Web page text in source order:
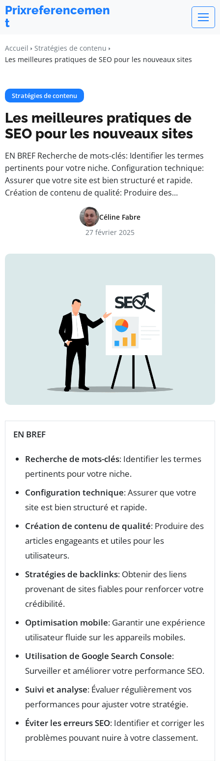
Prixreferencemen
t
Accueil
Stratégies de contenu
Les meilleures pratiques de SEO pour les nouveaux sites
Stratégies de contenu
Les meilleures pratiques de
SEO pour les nouveaux sites
EN BREF Recherche de mots-clés: Identifier les termes
pertinents pour votre niche. Configuration technique:
Assurer que votre site est bien structuré et rapide.
Création de contenu de qualité: Produire des…
Céline Fabre
27 février 2025
EN BREF
Recherche de mots-clés: Identifier les termes
pertinents pour votre niche.
Configuration technique: Assurer que votre
site est bien structuré et rapide.
Création de contenu de qualité: Produire des
articles engageants et utiles pour les
utilisateurs.
Stratégies de backlinks: Obtenir des liens
provenant de sites fiables pour renforcer votre
crédibilité.
Optimisation mobile: Garantir une expérience
utilisateur fluide sur les appareils mobiles.
Utilisation de Google Search Console:
Surveiller et améliorer votre performance SEO.
Suivi et analyse: Évaluer régulièrement vos
performances pour ajuster votre stratégie.
Éviter les erreurs SEO: Identifier et corriger les
problèmes pouvant nuire à votre classement.